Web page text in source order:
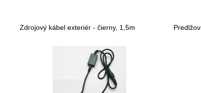
Zdrojový kábel exteriér - čierny, 1,5m